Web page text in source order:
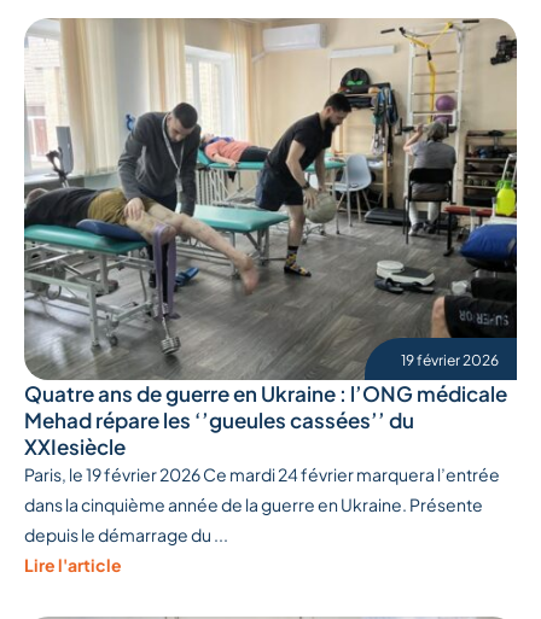
19 février 2026
Quatre ans de guerre en Ukraine : l’ONG médicale
Mehad répare les ‘’gueules cassées’’ du
XXIesiècle
Paris, le 19 février 2026 Ce mardi 24 février marquera l’entrée
dans la cinquième année de la guerre en Ukraine. Présente
depuis le démarrage du ...
Lire l'article